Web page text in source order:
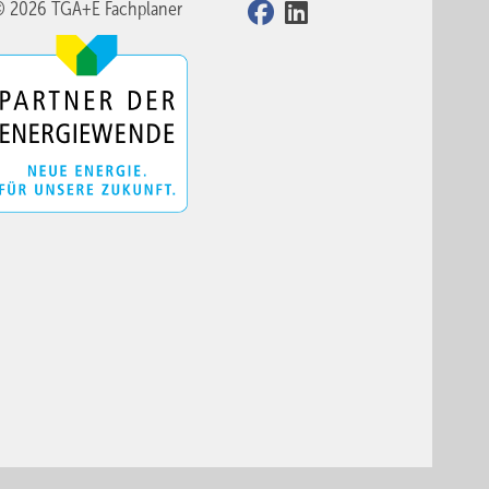
sein
2026 TGA+E Fachplaner